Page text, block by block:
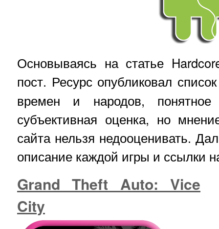
Основываясь на статье
пост. Ресурс опубликовал
времен и народов,
субъективная оценка, но
сайта нельзя недооценивать.
описание каждой игры и ссылки
Grand Theft Auto: Vice
City